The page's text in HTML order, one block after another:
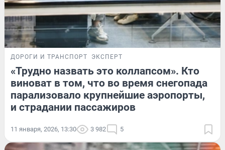
ДОРОГИ И ТРАНСПОРТ ЭКСПЕРТ
«Трудно назвать это коллапсом». Кто
виноват в том, что во время снегопада
парализовало крупнейшие аэропорты,
и страдании пассажиров
11 января, 2026, 13:30 3 982 5